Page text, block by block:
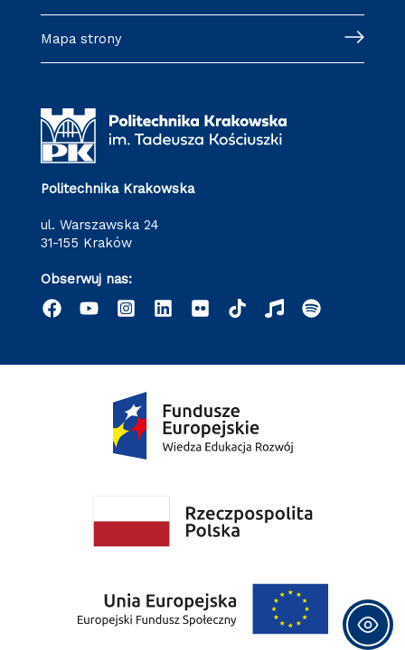
Mapa strony
Politechnika Krakowska
ul. Warszawska 24
31-155 Kraków
Obserwuj nas: